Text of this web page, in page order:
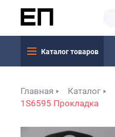
Каталог товаров
Главная Каталог
1S6595 Прокладка